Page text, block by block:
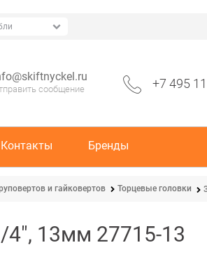
сообщение +7 495
Контакты Бренды
и гайковертов Торцевые головки
4", 13мм 27715-13